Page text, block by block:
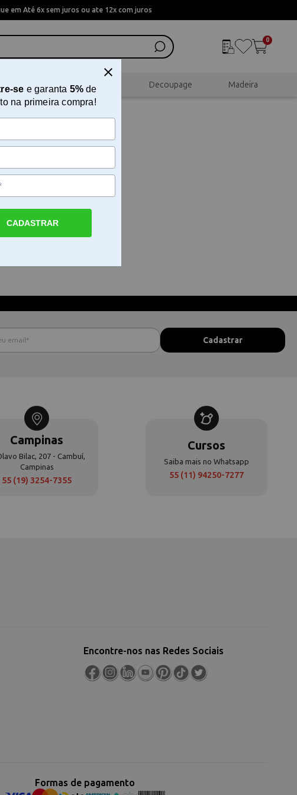
em Até 6x sem juros ou ate 12x com juros
0
Artesanal Scrapbook Decoupage Madeira
Campinas
Bilac, 207 - Cambuí,
Campinas
55 (19) 3254-7355
Cursos
Saiba mais no Whatsapp
55 (11) 94250-7277
Encontre-nos nas Redes Sociais
Formas de pagamento
se e garanta 5%de
na primeira compra!
CADASTRAR